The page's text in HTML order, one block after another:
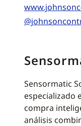
Sensormatic
especializado
compra
análisis